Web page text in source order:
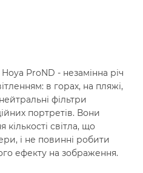
ProND - незамінна річ
в горах, на пляжі,
фільтри
портретів. Вони
світла, що
і не повинні робити
ефекту на зображення.